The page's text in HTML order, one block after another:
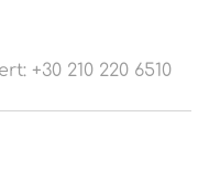
+30 210 220 6510